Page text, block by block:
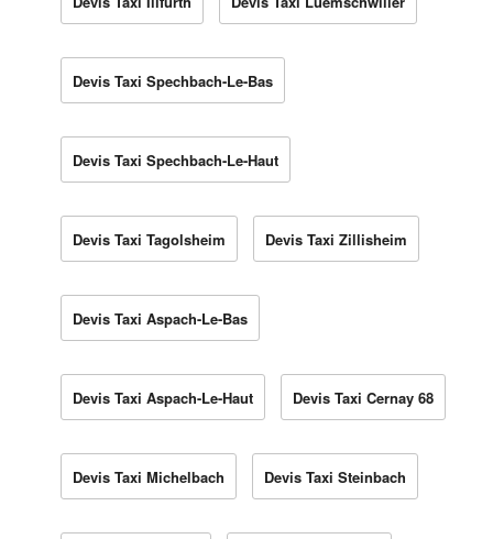
Devis Taxi Spechbach-Le-Bas
Devis Taxi Spechbach-Le-Haut
Devis Taxi Tagolsheim Devis Taxi Zillisheim
Devis Taxi Aspach-Le-Bas
Devis Taxi Aspach-Le-Haut Devis Taxi Cernay 68
Devis Taxi Michelbach Devis Taxi Steinbach